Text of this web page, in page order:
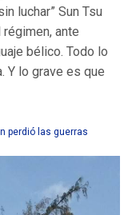
luchar” Sun Tsu
ante
bélico. Todo lo
Y lo grave es que
perdió las guerras